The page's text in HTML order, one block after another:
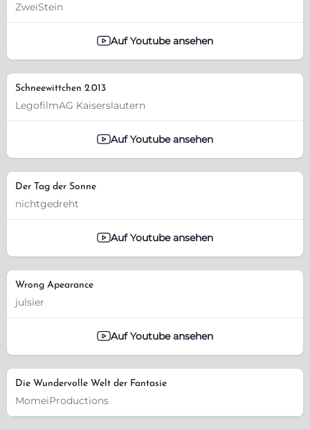
ZweiStein
Auf Youtube ansehen
Schneewittchen 2.013
LegofilmAG Kaiserslautern
Auf Youtube ansehen
Der Tag der Sonne
nichtgedreht
Auf Youtube ansehen
Wrong Apearance
julsier
Auf Youtube ansehen
Die Wundervolle Welt der Fantasie
MomeiProductions